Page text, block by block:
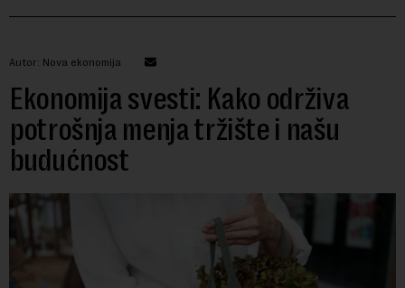
Autor: Nova ekonomija
Ekonomija svesti: Kako održiva
potrošnja menja tržište i našu
budućnost